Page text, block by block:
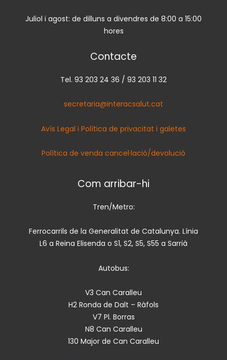
Juliol i agost: de dilluns a divendres de 8:00 a 15:00
hores
Contacte
Tel. 93 203 24 36 / 93 203 11 32
secretaria@interacsalut.cat
Avís Legal i Política de privacitat i galetes
Política de venda cancel·lació/devolució
Com arribar-hi
Tren/Metro:
Ferrocarrils de la Generalitat de Catalunya. Línia
L6 a Reina Elisenda o S1, S2, S5, S55 a Sarrià
Autobus:
V3 Can Caralleu
H2 Ronda de Dalt – Ràfols
V7 Pl. Borras
N8 Can Caralleu
130 Major de Can Caralleu